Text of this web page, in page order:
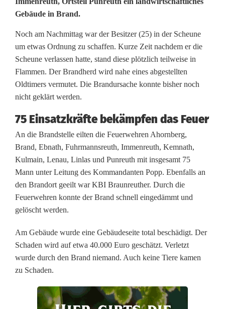
c
h
e
u
n
i
n
I
m
m
n
r
Gebäude in Brand.
Noch am Nachmittag war der Besitzer (25) in der Scheune
um etwas Ordnung zu schaffen. Kurze Zeit nachdem er die
Scheune verlassen hatte, stand diese plötzlich teilweise in
Flammen. Der Brandherd wird nahe eines abgestellten
Oldtimers vermutet. Die Brandursache konnte bisher noch
nicht geklärt werden.
75 Einsatzkräfte bekämpfen das Feuer
An die Brandstelle eilten die Feuerwehren Ahornberg,
Brand, Ebnath, Fuhrmannsreuth, Immenreuth, Kemnath,
Kulmain, Lenau, Linlas und Punreuth mit insgesamt 75
Mann unter Leitung des Kommandanten Popp. Ebenfalls an
den Brandort geeilt war KBI Braunreuther. Durch die
Feuerwehren konnte der Brand schnell eingedämmt und
gelöscht werden.
Am Gebäude wurde eine Gebäudeseite total beschädigt. Der
Schaden wird auf etwa 40.000 Euro geschätzt. Verletzt
wurde durch den Brand niemand. Auch keine Tiere kamen
zu Schaden.